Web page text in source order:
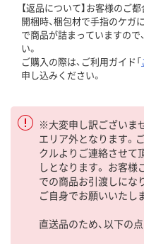
【返品について】お客様のご
開梱時、梱包材で手指のケガ
で商品が詰まっていますので
い。
ご購入の際は、ご利用ガイド「
申し込みください。
※大変申し訳ございま
エリア外となります。
クルよりご連絡させて
しとなります。 お客様
での商品お引渡しにな
ご自身でお願いいたし
直送品のため、以下の